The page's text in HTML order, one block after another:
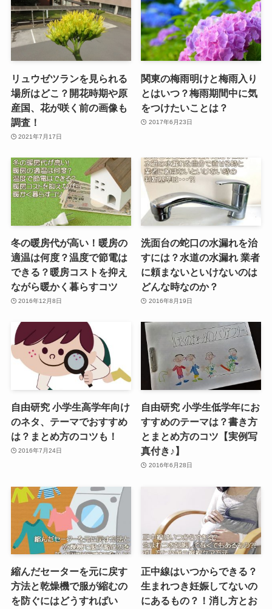
リュウゼツランを見られる
場所はどこ？開花時期や原
産国、花が咲く前の画像も
調査！
2021年7月17日
関東の梅雨明けと梅雨入り
とはいつ？梅雨期間中に気
をつけたいことは？
2017年6月23日
冬の暖房代が高い！暖房の
適温は何度？温度で節電は
できる？暖房コストを抑え
ながら暖かく暮らすコツ
2016年12月8日
洗面台の蛇口の水漏れを治
すには？水道の水漏れ 業者
に頼まないといけないのは
どんな時なのか？
2016年8月19日
自由研究 小学生高学年向け
のネタ、テーマでおすすめ
は？まとめ方のコツも！
2016年7月24日
自由研究 小学生低学年にお
すすめのテーマは？書き方
とまとめ方のコツ【実例写
真付き♪】
2016年6月28日
縮んだセーターを元に戻す
方法と乾燥機で服が縮むの
を防ぐにはどうすればい
正中線はいつからできる？
生まれつき妊娠してないの
にあるもの？！消し方とお